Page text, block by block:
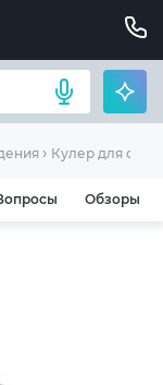
Кулер для
Обзоры